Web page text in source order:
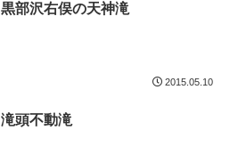
黒部沢右俣の天神滝
2015.05.10
滝頭不動滝